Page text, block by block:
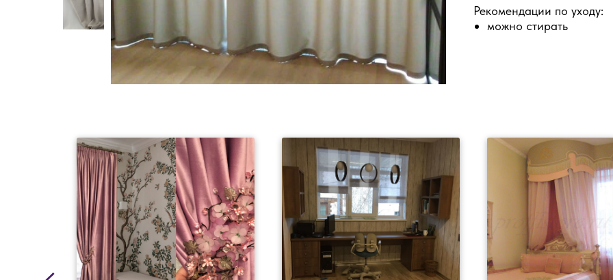
Рекомендации по уходу:
можно стирать